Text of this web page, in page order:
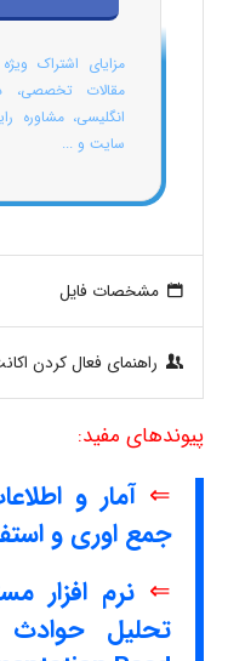
مزایای اشتراک
مقالات تخصصی،
انگلیسی، مشاوره
سایت و ...
مشخصات فایل
راهنمای فعال کردن
پیوندهای مفید:
⇐آمار و
جمع اوری و
⇐ نرم افزار